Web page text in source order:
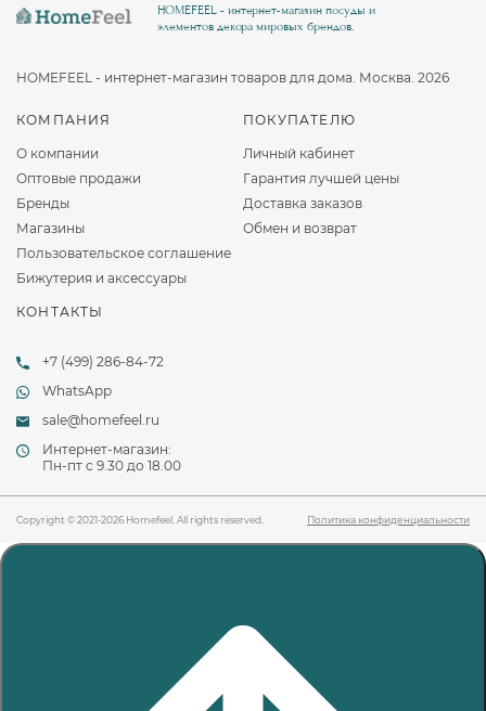
КОМПАНИЯ
О компании
Оптовые продажи
Бренды
Магазины
Пользовательское соглашение
Бижутерия и аксессуары
ПОКУПАТЕЛЮ
Личный кабинет
Гарантия лучшей цены
Доставка заказов
Обмен и возврат
КОНТАКТЫ
+7 (499) 286-84-72
WhatsApp
sale@homefeel.ru
Интернет-магазин:
Пн-пт c 9.30 до 18.00
HOMEFEEL - интернет-магазин посуды и
элементов декора мировых брендов.
HOMEFEEL - интернет-магазин товаров для дома. Москва. 2026
Copyright © 2021-2026 Homefeel. All rights reserved. Политика конфиденциальности